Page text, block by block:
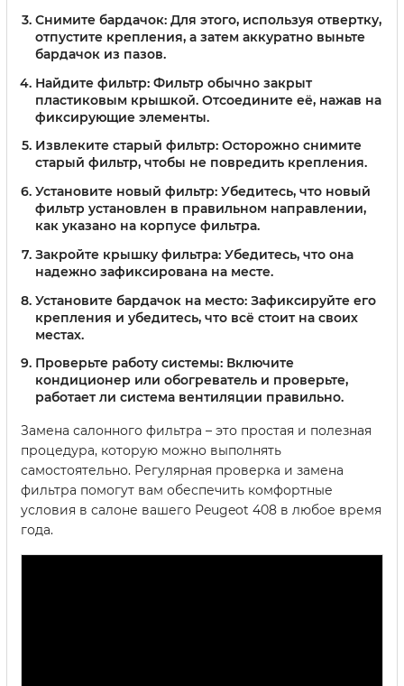
Снимите бардачок: Для этого, используя отвертку,
отпустите крепления, а затем аккуратно выньте
бардачок из пазов.
Найдите фильтр: Фильтр обычно закрыт
пластиковым крышкой. Отсоедините её, нажав на
фиксирующие элементы.
Извлеките старый фильтр: Осторожно снимите
старый фильтр, чтобы не повредить крепления.
Установите новый фильтр: Убедитесь, что новый
фильтр установлен в правильном направлении,
как указано на корпусе фильтра.
Закройте крышку фильтра: Убедитесь, что она
надежно зафиксирована на месте.
Установите бардачок на место: Зафиксируйте его
крепления и убедитесь, что всё стоит на своих
местах.
Проверьте работу системы: Включите
кондиционер или обогреватель и проверьте,
работает ли система вентиляции правильно.
Замена салонного фильтра – это простая и полезная
процедура, которую можно выполнять
самостоятельно. Регулярная проверка и замена
фильтра помогут вам обеспечить комфортные
условия в салоне вашего Peugeot 408 в любое время
года.